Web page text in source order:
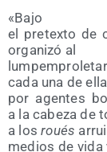
«Bajo
el pre­tex­to de
orga­ni­zó al
cada una de
por agen­tes
a la cabe­za de
a losroués
medios de